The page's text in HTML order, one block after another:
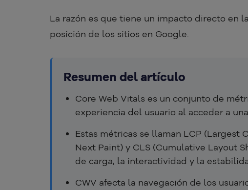
La razón es que tiene un impacto directo en
posición de los sitios en Google.
Resumen del artículo
Core Web Vitals es un conjunto de
experiencia del usuario al acceder a
Estas métricas se llaman LCP
Next Paint) y CLS (Cumulative Layout
de carga, la interactividad y la
CWV afecta la navegación de los